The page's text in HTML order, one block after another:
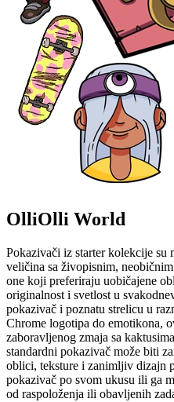
OlliOlli World
Pokazivači iz starter kolekcije su
veličina sa živopisnim,
one koji preferiraju uobičajene
originalnost i svetlost u
pokazivač i poznatu strelicu u
Chrome logotipa do emotikona,
zaboravljenog zmaja sa
standardni pokazivač može biti
oblici, teksture i zanimljiv dizajn
pokazivač po svom ukusu ili ga
od raspoloženja ili obavljenih